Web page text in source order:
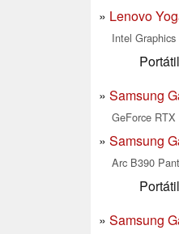
Lenovo
Intel
Samsung
GeForce
Samsung
Arc B390
Samsung